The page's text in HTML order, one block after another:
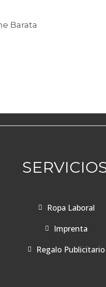
Ropa Laboral
Imprenta
Regalo Publicitario